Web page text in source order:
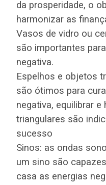
da prosperidade, o
harmonizar as
Vasos de vidro ou
são importantes
negativa.
Espelhos e objetos
são ótimos para
negativa, equilibrar
triangulares são
sucesso
Sinos: as ondas
um sino são
casa as energias